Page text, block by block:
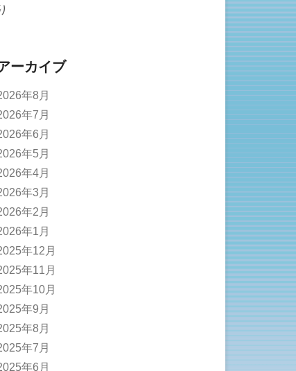
ーカイブ
年8月
年7月
年6月
年5月
年4月
年3月
年2月
年1月
年12月
年11月
年10月
年9月
年8月
年7月
年6月